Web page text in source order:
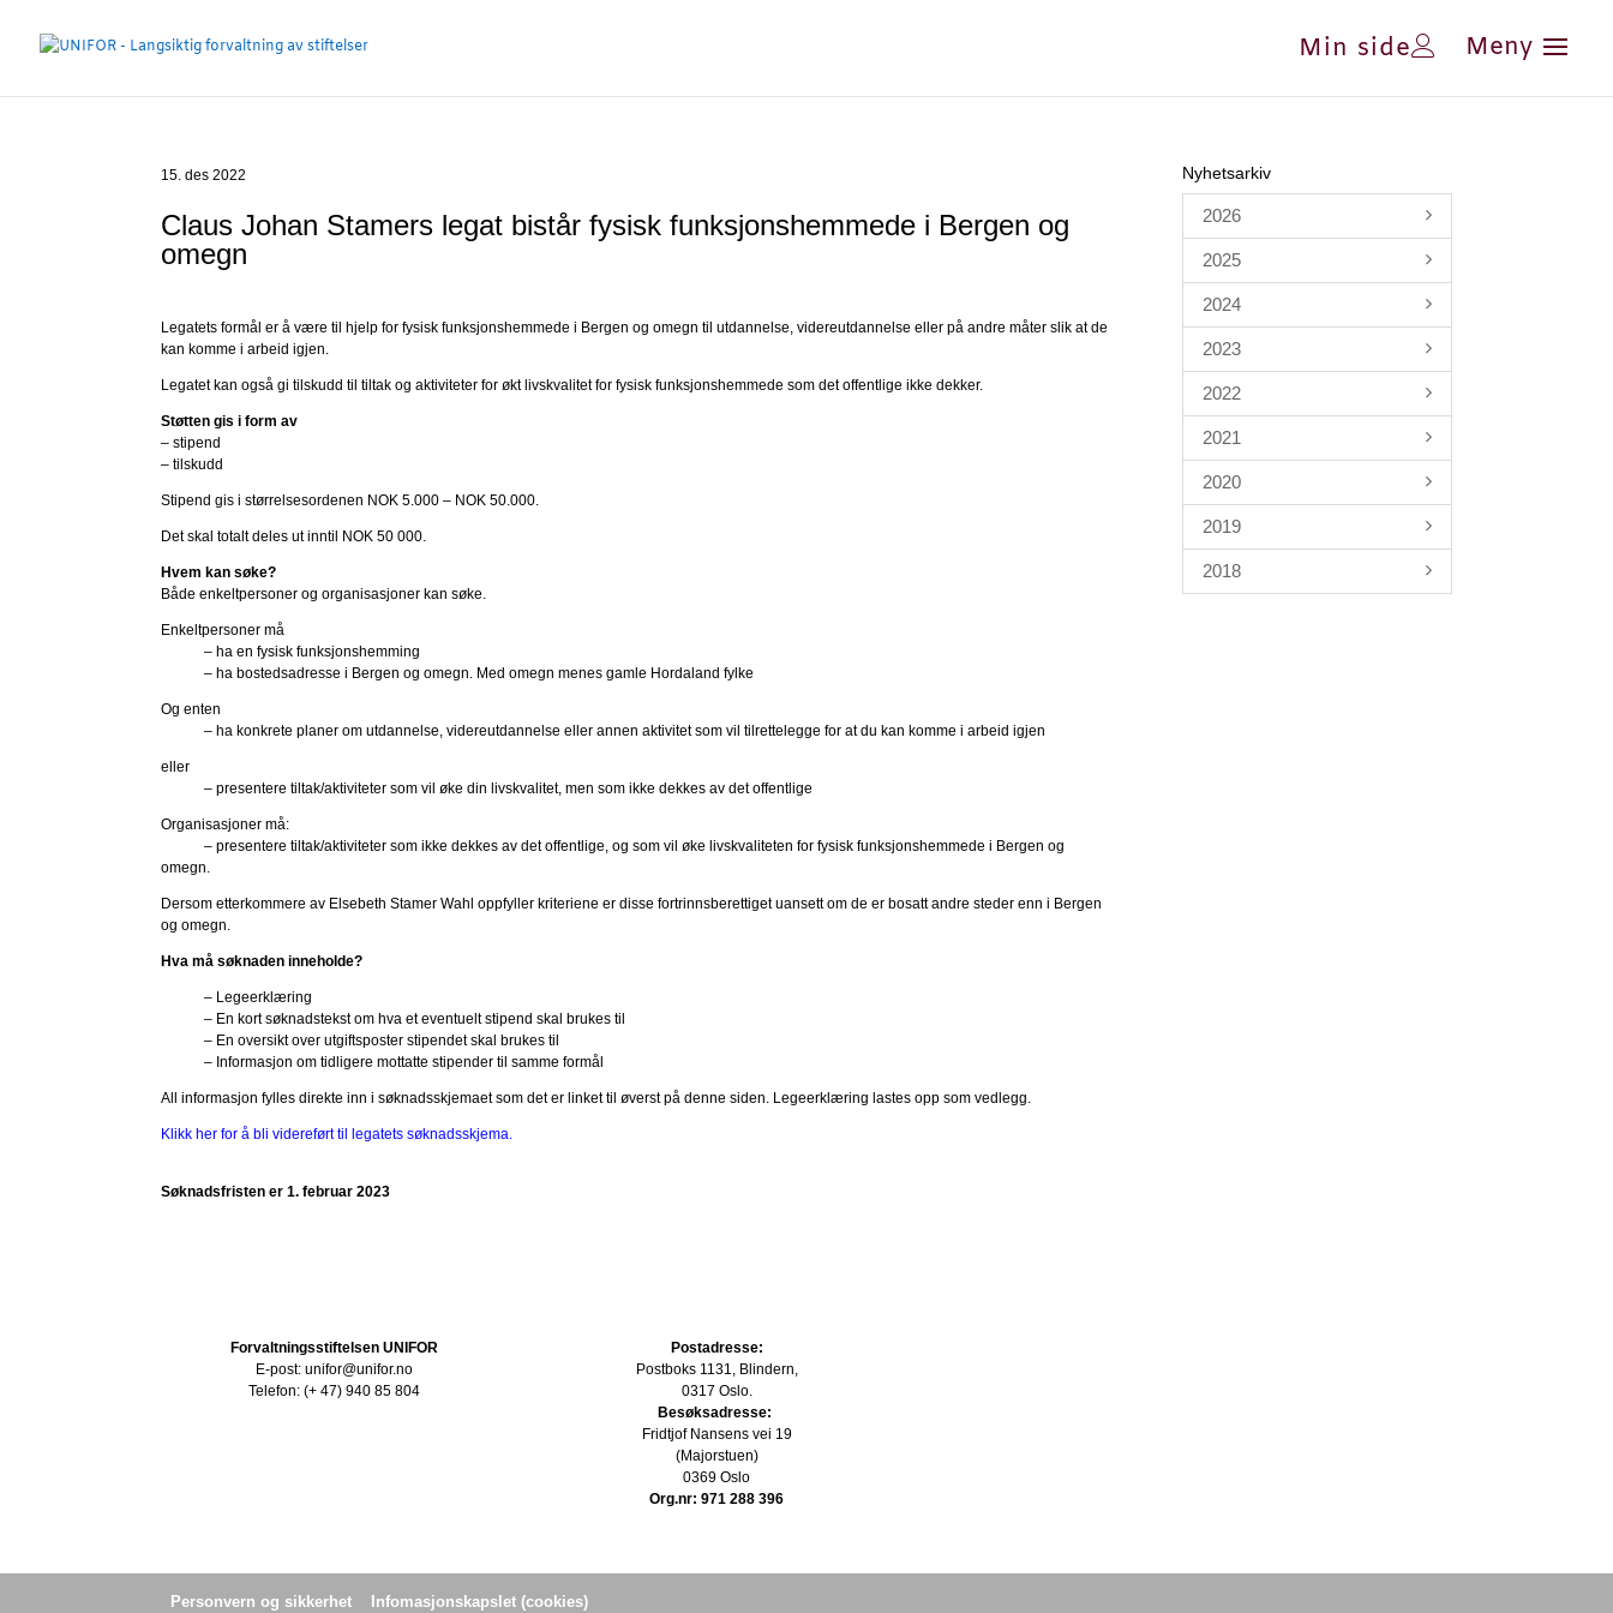
Min side
15. des 2022
Claus Johan Stamers legat bistår fysisk funksjonshemmede i Bergen og
omegn
Legatets formål er å være til hjelp for fysisk funksjonshemmede i Bergen og omegn til utdannelse, videreutdannelse eller på andre måter slik at de
kan komme i arbeid igjen.
Legatet kan også gi tilskudd til tiltak og aktiviteter for økt livskvalitet for fysisk funksjonshemmede som det offentlige ikke dekker.
Støtten gis i form av
– stipend
– tilskudd
Stipend gis i størrelsesordenen NOK 5.000 – NOK 50.000.
Det skal totalt deles ut inntil NOK 50 000.
Hvem kan søke?
Både enkeltpersoner og organisasjoner kan søke.
Enkeltpersoner må
– ha en fysisk funksjonshemming
– ha bostedsadresse i Bergen og omegn. Med omegn menes gamle Hordaland fylke
Og enten
– ha konkrete planer om utdannelse, videreutdannelse eller annen aktivitet som vil tilrettelegge for at du kan komme i arbeid igjen
eller
– presentere tiltak/aktiviteter som vil øke din livskvalitet, men som ikke dekkes av det offentlige
Organisasjoner må:
– presentere tiltak/aktiviteter som ikke dekkes av det offentlige, og som vil øke livskvaliteten for fysisk funksjonshemmede i Bergen og
omegn.
Dersom etterkommere av Elsebeth Stamer Wahl oppfyller kriteriene er disse fortrinnsberettiget uansett om de er bosatt andre steder enn i Bergen
og omegn.
Hva må søknaden inneholde?
– Legeerklæring
– En kort søknadstekst om hva et eventuelt stipend skal brukes til
– En oversikt over utgiftsposter stipendet skal brukes til
– Informasjon om tidligere mottatte stipender til samme formål
All informasjon fylles direkte inn i søknadsskjemaet som det er linket til øverst på denne siden. Legeerklæring lastes opp som vedlegg.
Klikk her for å bli videreført til legatets søknadsskjema.
Søknadsfristen er 1. februar 2023
Nyhetsarkiv
2026
2025
2024
2023
2022
2021
2020
2019
2018
Forvaltningsstiftelsen UNIFOR
E-post: unifor@unifor.no
Telefon: (+ 47) 940 85 804
Postadresse:
Postboks 1131, Blindern,
0317 Oslo.
Besøksadresse:
Fridtjof Nansens vei 19
(Majorstuen)
0369 Oslo
Org.nr: 971 288 396
Personvern og sikkerhet Infomasjonskapslet (cookies)